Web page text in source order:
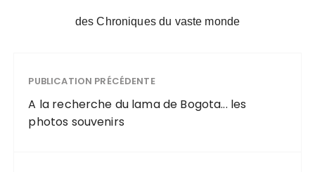
des Chroniques du vaste monde
PUBLICATION PRÉCÉDENTE
A la recherche du lama de Bogota... les
photos souvenirs